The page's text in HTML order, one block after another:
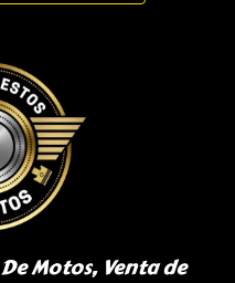
Motos, Venta de